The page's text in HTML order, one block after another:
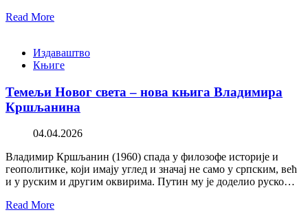
Read More
Издаваштво
Књиге
Темељи Новог света – нова књига Владимира
Кршљанина
04.04.2026
Владимир Кршљанин (1960) спада у филозофе историје и
геополитике, који имају углед и значај не само у српским, већ
и у руским и другим оквирима. Путин му је доделио руско…
Read More